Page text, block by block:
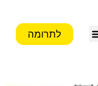
לתרומה